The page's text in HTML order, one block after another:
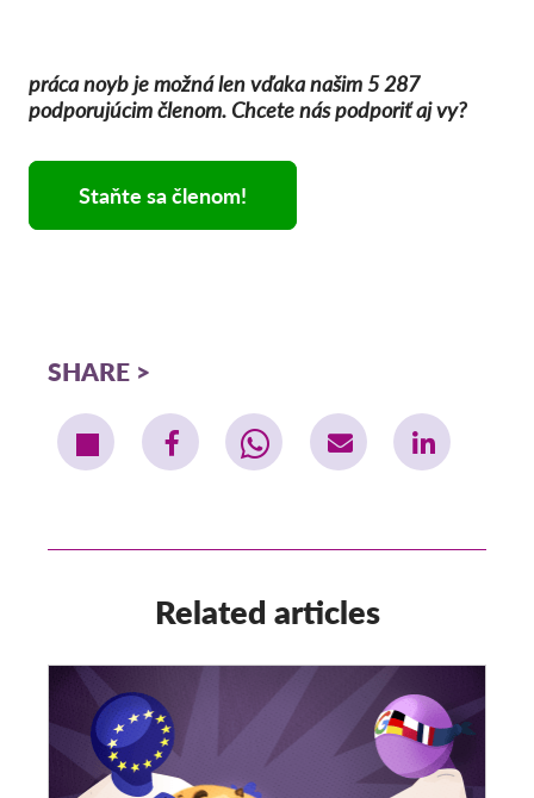
práca noyb je možná len vďaka našim 5 287
podporujúcim členom. Chcete nás podporiť aj vy?
Staňte sa členom!
SHARE
Related articles